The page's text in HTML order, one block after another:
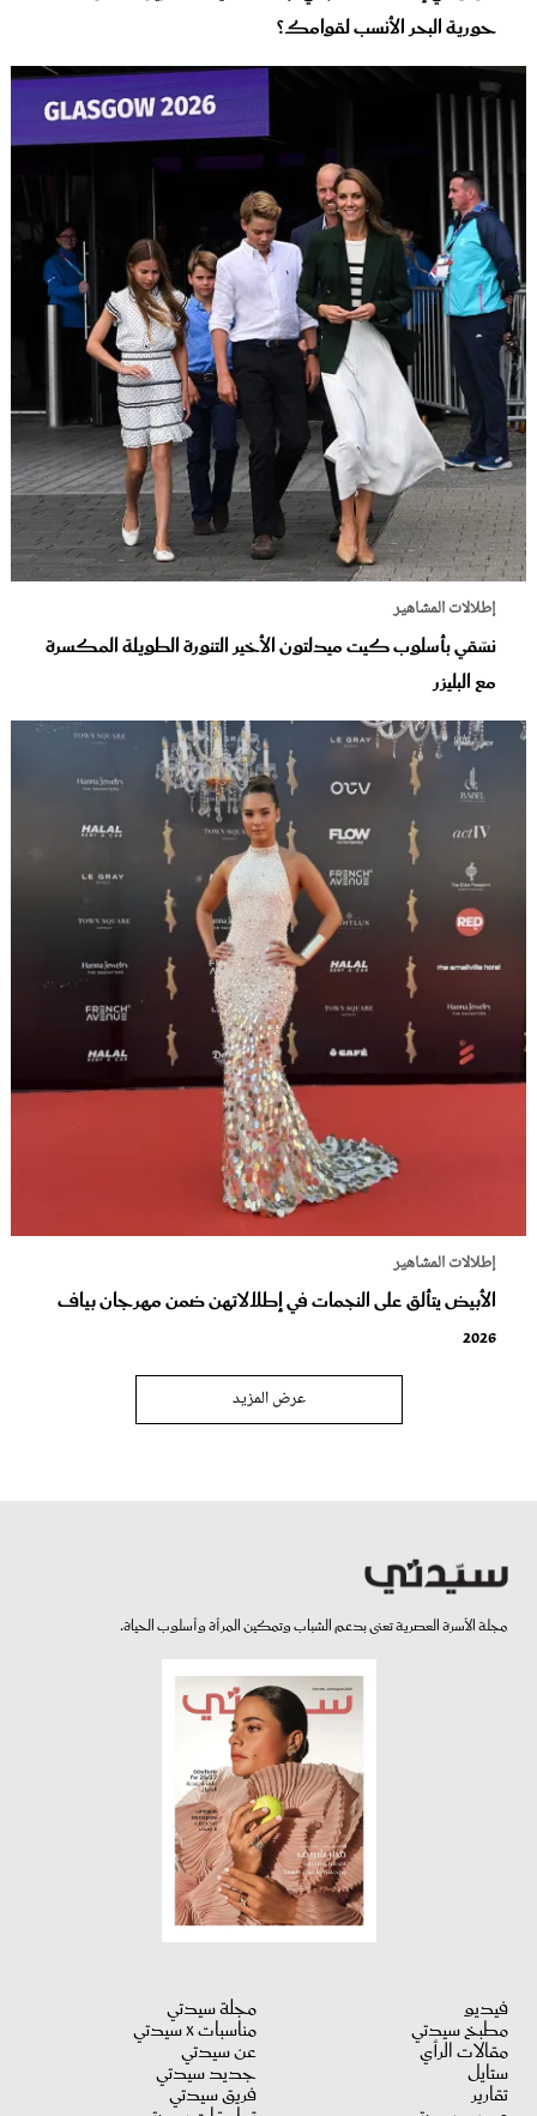
حورية البحر الأنسب لقوامك؟
إطلالات المشاهير
نسّقي بأسلوب كيت ميدلتون الأخير التنورة الطويلة المكسرة
مع البليزر
إطلالات المشاهير
الأبيض يتألق على النجمات في إطلالاتهن ضمن مهرجان بياف
2026
عرض المزيد
مجلة الأسرة العصرية تعنى بدعم الشباب وتمكين المرأة وأسلوب الحياة.
فيديو
مطبخ سيدتي
مقالات الرأي
ستايل
تقارير
مجلة سيدتي
مناسبات X سيدتي
عن سيدتي
جديد سيدتي
فريق سيدتي